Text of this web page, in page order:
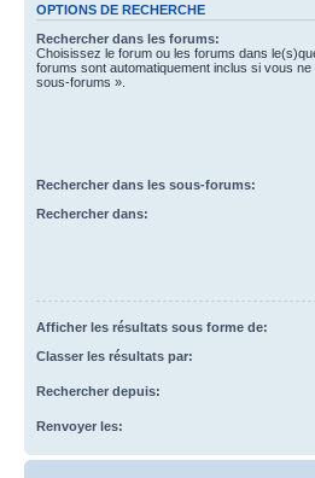
OPTIONS DE RECHERCHE
Rechercher dans les forums:
Choisissez le forum ou les forums dans
forums sont automatiquement inclus si vous
sous-forums ».
Rechercher dans les sous-forums:
Rechercher dans:
Afficher les résultats sous forme de:
Classer les résultats par:
Rechercher depuis:
Renvoyer les: